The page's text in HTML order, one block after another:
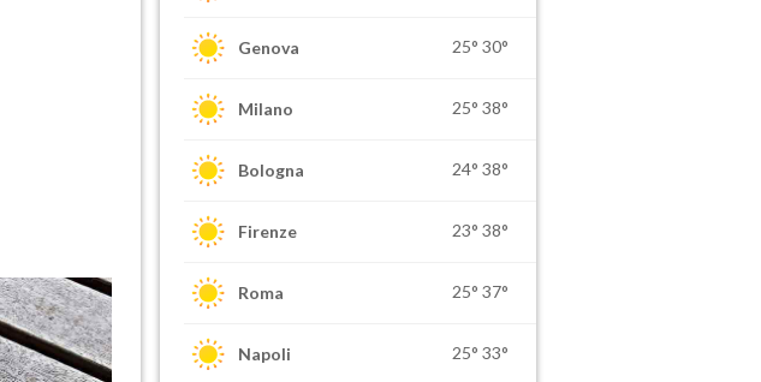
Genova 25° 30°
Milano 25° 38°
Bologna 24° 38°
Firenze 23° 38°
Roma 25° 37°
Napoli 25° 33°